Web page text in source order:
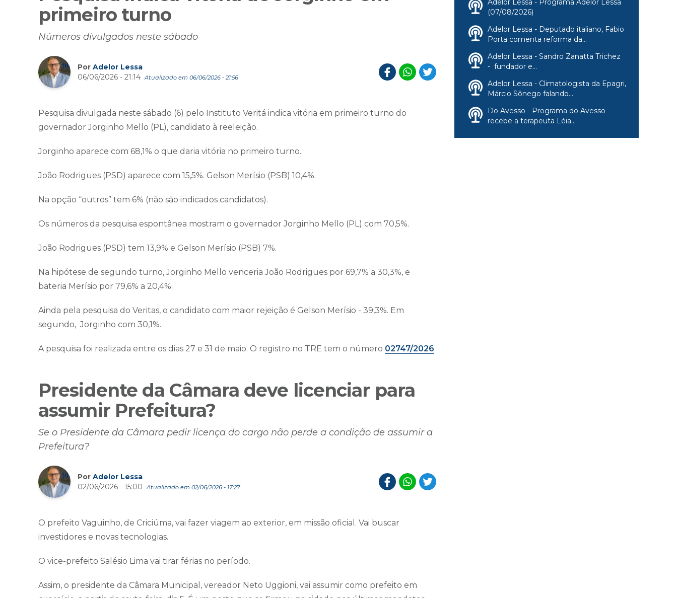
primeiro turno
Números divulgados neste sábado
Por Adelor Lessa
06/06/2026 - 21:14 Atualizado em 06/06/2026 - 21:56
Pesquisa divulgada neste sábado (6) pelo Instituto Veritá indica vitória em primeiro turno do
governador Jorginho Mello (PL), candidato à reeleição.
Jorginho aparece com 68,1% o que daria vitória no primeiro turno.
João Rodrigues (PSD) aparece com 15,5%. Gelson Merísio (PSB) 10,4%.
Na opção “outros” tem 6% (não são indicados candidatos).
Os números da pesquisa espontânea mostram o governador Jorginho Mello (PL) com 70,5%.
João Rodrigues (PSD) tem 13,9% e Gelson Merísio (PSB) 7%.
Na hipótese de segundo turno, Jorginho Mello venceria João Rodrigues por 69,7% a 30,3%, e
bateria Merísio por 79,6% a 20,4%.
Ainda pela pesquisa do Veritas, o candidato com maior rejeição é Gelson Merísio - 39,3%. Em
segundo, Jorginho com 30,1%.
A pesquisa foi realizada entre os dias 27 e 31 de maio. O registro no TRE tem o número 02747/2026.
Presidente da Câmara deve licenciar para
assumir Prefeitura?
Se o Presidente da Câmara pedir licença do cargo não perde a condição de assumir a
Prefeitura?
Por Adelor Lessa
02/06/2026 - 15:00
Atualizado em 02/06/2026 - 17:27
O prefeito Vaguinho, de Criciúma, vai fazer viagem ao exterior, em missão oficial. Vai buscar
investidores e novas tecnologias.
O vice-prefeito Salésio Lima vai tirar férias no período.
Assim, o presidente da Câmara Municipal, vereador Neto Uggioni, vai assumir como prefeito em
Adelor Lessa - Programa Adelor Lessa
(07/08/2026)
Adelor Lessa - Deputado italiano, Fabio
Porta comenta reforma da...
Adelor Lessa - Sandro Zanatta Trichez
- fundador e...
Adelor Lessa - Climatologista da Epagri,
Márcio Sônego falando...
Do Avesso - Programa do Avesso
recebe a terapeuta Léia...